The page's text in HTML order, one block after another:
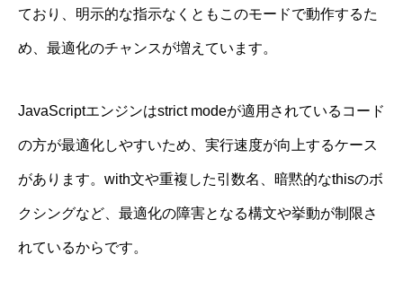
ており、明示的な指示なくともこのモードで動作するた
め、最適化のチャンスが増えています。
JavaScriptエンジンはstrict modeが適用されているコード
の方が最適化しやすいため、実行速度が向上するケース
があります。with文や重複した引数名、暗黙的なthisのボ
クシングなど、最適化の障害となる構文や挙動が制限さ
れているからです。